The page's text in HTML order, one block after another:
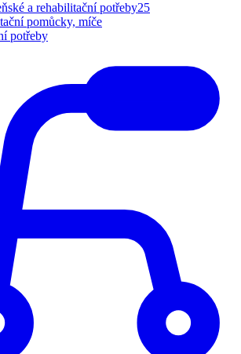
a rehabilitační potřeby25
pomůcky, míče
potřeby